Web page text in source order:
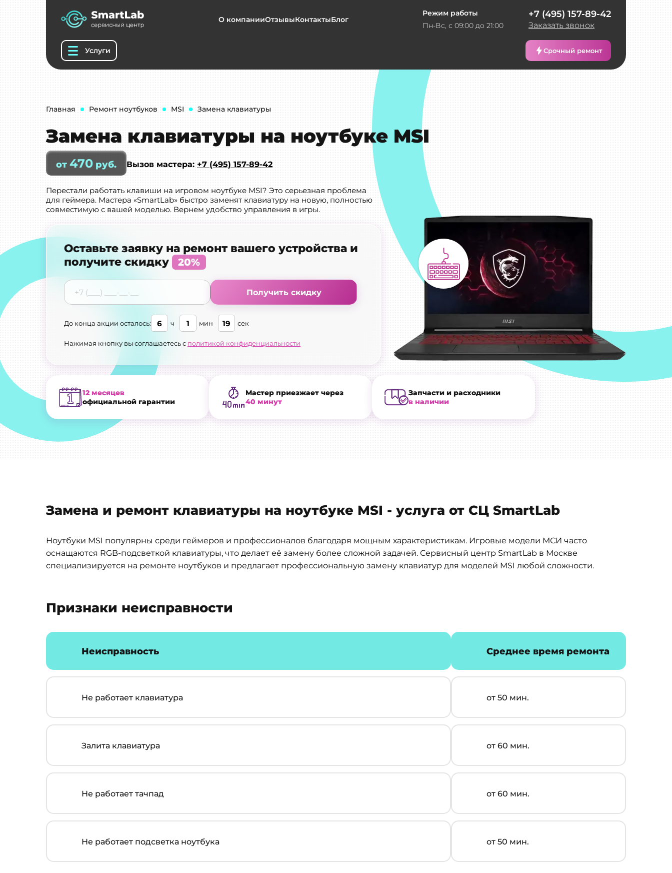
Услуги
О компанииОтзывыКонтактыБлог
Режим работы
Пн-Вс, с 09:00 до 21:00
+7 (495) 157-89-42
Заказать звонок
Срочный ремонт
Главная Ремонт ноутбуков MSI Замена клавиатуры
Замена клавиатуры на ноутбуке MSI
от 470 руб. Вызов мастера: +7 (495) 157-89-42
Перестали работать клавиши на игровом ноутбуке MSI? Это серьезная проблема
для геймера. Мастера «SmartLab» быстро заменят клавиатуру на новую, полностью
совместимую с вашей моделью. Вернем удобство управления в игры.
Оставьте заявку на ремонт вашего устройства и
получите скидку
20%
Получить скидку
До конца акции осталось: 6 ч 1 мин 18 сек
Нажимая кнопку вы соглашаетесь с политикой конфиденциальности
12 месяцев
официальной гарантии
Мастер приезжает через
40 минут
Запчасти и расходники
в наличии
Замена и ремонт клавиатуры на ноутбуке MSI - услуга от СЦ SmartLab
Ноутбуки MSI популярны среди геймеров и профессионалов благодаря мощным характеристикам. Игровые модели МСИ часто
оснащаются RGB-подсветкой клавиатуры, что делает её замену более сложной задачей. Сервисный центр SmartLab в Москве
специализируется на ремонте ноутбуков и предлагает профессиональную замену клавиатур для моделей MSI любой сложности.
Признаки неисправности
Неисправность Среднее время ремонта
Не работает клавиатура от 50 мин.
Залита клавиатура от 60 мин.
Не работает тачпад от 60 мин.
Не работает подсветка ноутбука от 50 мин.